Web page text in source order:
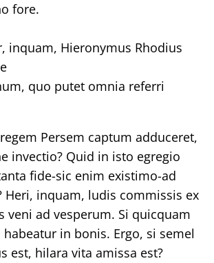
fore.
inquam, Hieronymus Rhodius
quo putet omnia referri
Persem captum adduceret,
invectio? Quid in isto egregio
fide-sic enim existimo-ad
Heri, inquam, ludis commissis ex
veni ad vesperum. Si quicquam
in bonis. Ergo, si semel
est, hilara vita amissa est?